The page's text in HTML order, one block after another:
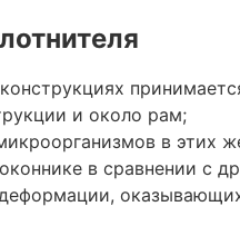
и около рам;
в этих
в сравнении с
оказывающих